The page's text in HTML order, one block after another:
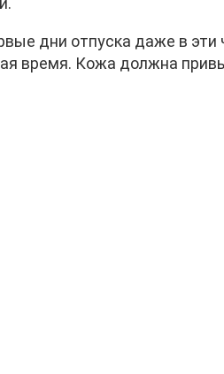
дни отпуска даже в эти
время. Кожа должна